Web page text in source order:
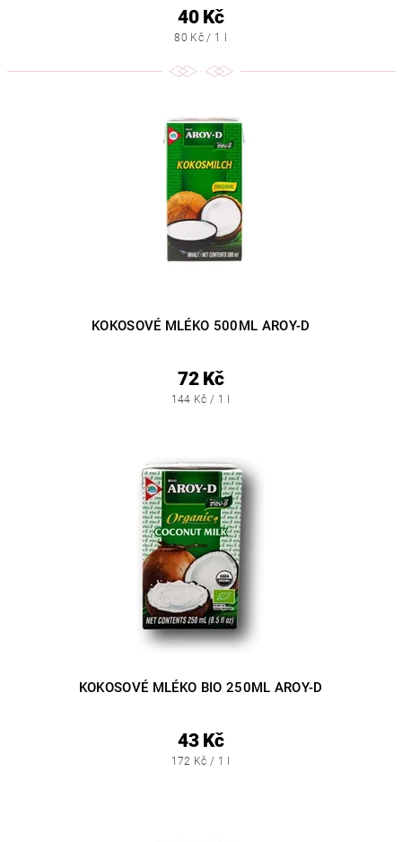
40 Kč
80 Kč / 1 l
KOKOSOVÉ MLÉKO 500ML AROY-D
72 Kč
144 Kč / 1 l
KOKOSOVÉ MLÉKO BIO 250ML AROY-D
43 Kč
172 Kč / 1 l